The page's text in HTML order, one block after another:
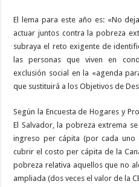
El lema para este año es: «No
actuar juntos contra la pobreza
subraya el reto exigente de
las personas que viven en
exclusión social en la «agenda
que sustituirá a los Objetivos de
Según la Encuesta de Hogares y
El Salvador, la pobreza extrema
ingreso per cápita (por cada uno
cubrir el costo per cápita de la
pobreza relativa aquellos que no
ampliada (dos veces el valor de la